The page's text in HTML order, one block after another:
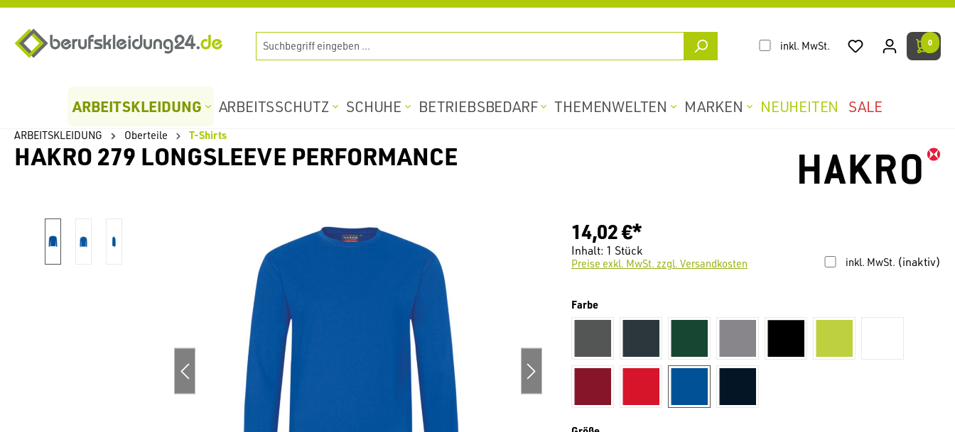
inkl. MwSt. 0
ARBEITSKLEIDUNG ARBEITSSCHUTZ SCHUHE BETRIEBSBEDARF THEMENWELTEN MARKEN NEUHEITEN SALE
ARBEITSKLEIDUNG Oberteile T-Shirts
HAKRO 279 LONGSLEEVE PERFORMANCE
14,02 €*
Inhalt: 1 Stück
inkl. MwSt. (inaktiv)
Preise exkl. MwSt. zzgl. Versandkosten
Farbeauswählen